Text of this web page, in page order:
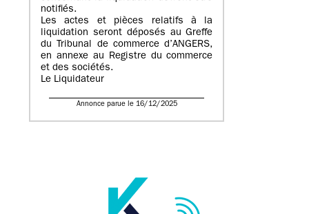
notifiés.
Les actes et pièces relatifs à la
liquidation seront déposés au Greffe
du Tribunal de commerce d’ANGERS,
en annexe au Registre du commerce
et des sociétés.
Le Liquidateur
Annonce parue le 16/12/2025